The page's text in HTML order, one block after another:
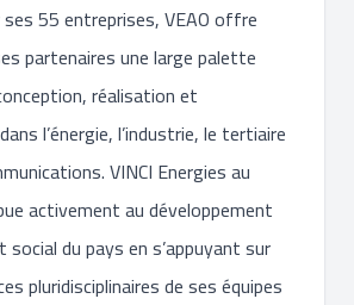
55 entreprises, VEAO offre
partenaires une large palette
réalisation et
l’énergie, l’industrie, le tertiaire
VINCI Energies au
activement au développement
du pays en s’appuyant sur
pluridisciplinaires de ses équipes